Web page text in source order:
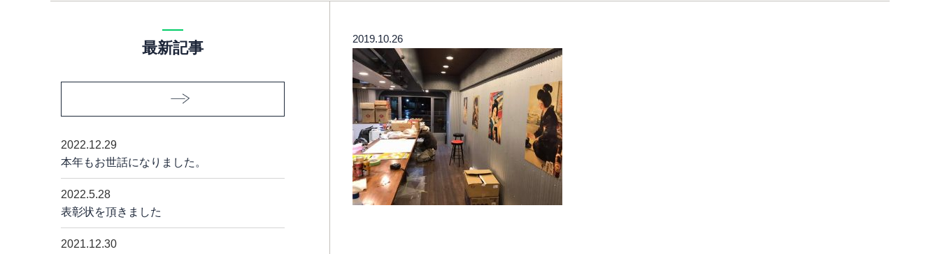
2019.10.26
最新記事
2022.12.29
本年もお世話になりました。
2022.5.28
表彰状を頂きました
2021.12.30